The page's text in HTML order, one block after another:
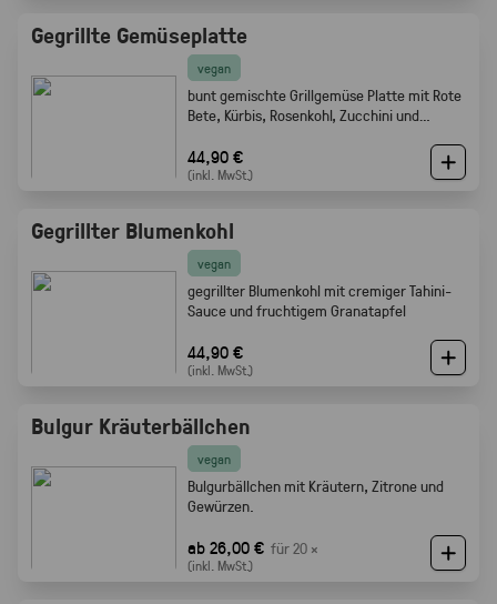
Gegrillte Gemüseplatte
vegan
bunt gemischte Grillgemüse Platte mit Rote
Bete, Kürbis, Rosenkohl, Zucchini und
44,90 €
(inkl. MwSt.)
Gegrillter Blumenkohl
vegan
gegrillter Blumenkohl mit cremiger Tahini-
Sauce und fruchtigem Granatapfel
44,90 €
(inkl. MwSt.)
Bulgur Kräuterbällchen
vegan
Bulgurbällchen mit Kräutern, Zitrone und
Gewürzen.
ab 26,00 € für 20 ×
(inkl. MwSt.)